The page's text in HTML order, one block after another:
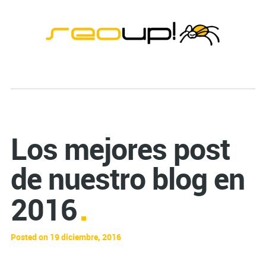
Los mejores post
de nuestro blog en
2016
Posted on 19 diciembre, 2016